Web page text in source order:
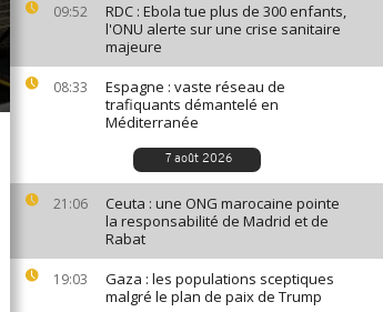
09:52
RDC : Ebola tue plus de 300 enfants,
l'ONU alerte sur une crise sanitaire
majeure
08:33
Espagne : vaste réseau de
trafiquants démantelé en
Méditerranée
7 août 2026
21:06
Ceuta : une ONG marocaine pointe
la responsabilité de Madrid et de
Rabat
19:03
Gaza : les populations sceptiques
malgré le plan de paix de Trump